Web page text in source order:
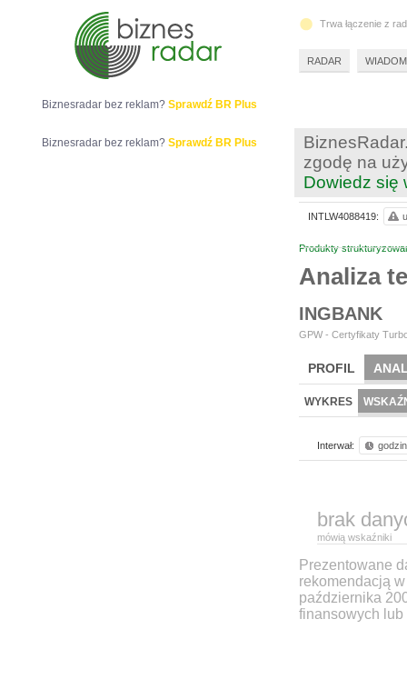
zgodę na
Dowiedz się
Produkty
Analiza
INGBANK
GPW - Certyfikaty
PROFIL
WYKRES
Interwał:
brak
mówią wskaźniki
Prezentowane
rekomendacją
października
finansowych lub
INTLW4088419:
Biznesradar bez reklam? Sprawdź BR Plus
Biznesradar bez reklam? Sprawdź BR Plus
Trwa łączenie z
RADAR